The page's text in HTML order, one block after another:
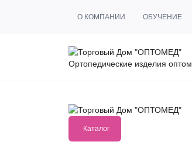
О КОМПАНИИ ОБУЧЕНИЕ
Ортопедические изделия оптом
Каталог